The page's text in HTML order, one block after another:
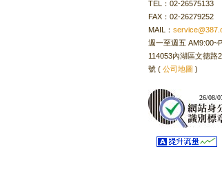
TEL：02-26575133
FAX：02-26279252
MAIL：
週一至週五
114053內湖區文德路
號 ( 公司地圖 )
26/08/